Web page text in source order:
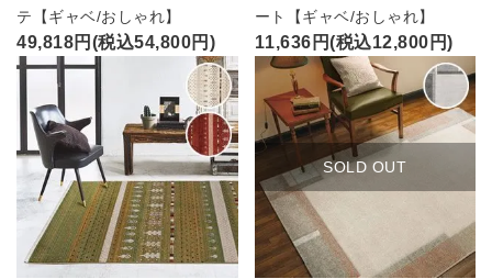
テ【ギャベ/おしゃれ】
49,818円(税込54,800円)
ート【ギャベ/おしゃれ】
11,636円(税込12,800円)
SOLD OUT